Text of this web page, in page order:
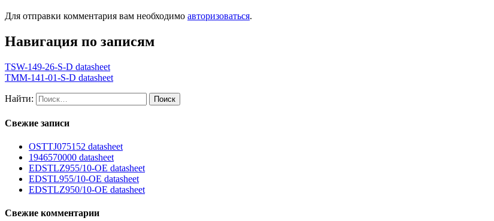
Для отправки комментария вам необходимо авторизоваться.
Навигация по записям
TSW-149-26-S-D datasheet
TMM-141-01-S-D datasheet
Найти:
Свежие записи
OSTTJ075152 datasheet
1946570000 datasheet
EDSTLZ955/10-OE datasheet
EDSTL955/10-OE datasheet
EDSTLZ950/10-OE datasheet
Свежие комментарии